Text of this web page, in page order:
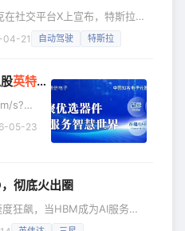
所掀起
物理“身
动，这本
”
社交平台X上宣布，特斯拉芯
自动驾驶芯片的流片。这不
志，意味着设计方案已完全定
造。马斯克坦言：“解决AI5芯
，为此他甚至连续几个月在周
04-21 自动驾驶 特斯拉
英特尔 内幕：“该死，我应该多
近日在接
05-23
彻底火出圈
狂飙，当HBM成为AI服务器
核心部件——面向AI工作负载